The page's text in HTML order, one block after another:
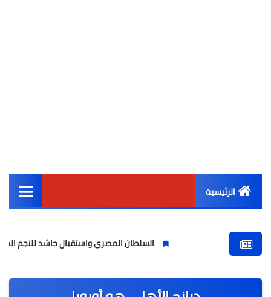
الرئيسية
أخبار مصر
السلطان المصري واستقبال حاشد للنجم المصري